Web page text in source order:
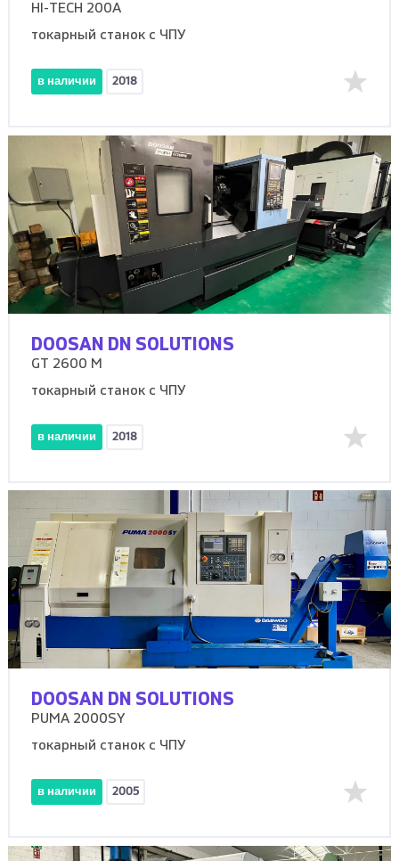
HI-TECH 200A
токарный станок с ЧПУ
в наличии 2018
DOOSAN DN SOLUTIONS
GT 2600 M
токарный станок с ЧПУ
в наличии 2018
DOOSAN DN SOLUTIONS
PUMA 2000SY
токарный станок с ЧПУ
в наличии 2005